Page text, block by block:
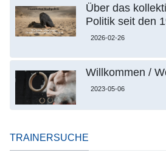
Über das
Politik seit den
2026-02-26
Willkommen /
2023-05-06
TRAINERSUCHE